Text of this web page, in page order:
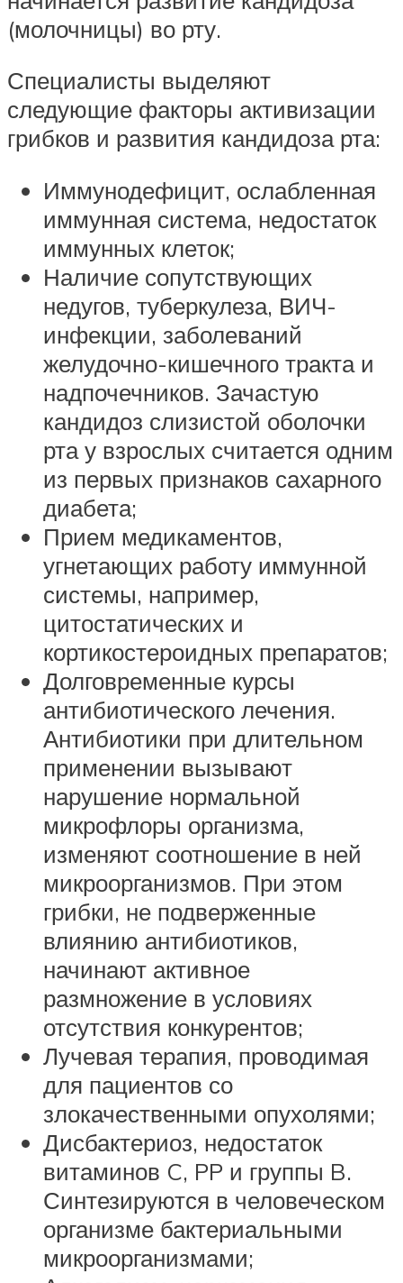
(молочницы) во рту.
Специалисты выделяют
следующие факторы активизации
грибков и развития кандидоза рта:
Иммунодефицит, ослабленная
иммунная система, недостаток
иммунных клеток;
Наличие сопутствующих
недугов, туберкулеза, ВИЧ-
инфекции, заболеваний
желудочно-кишечного тракта и
надпочечников. Зачастую
кандидоз слизистой оболочки
рта у взрослых считается одним
из первых признаков сахарного
диабета;
Прием медикаментов,
угнетающих работу иммунной
системы, например,
цитостатических и
кортикостероидных препаратов;
Долговременные курсы
антибиотического лечения.
Антибиотики при длительном
применении вызывают
нарушение нормальной
микрофлоры организма,
изменяют соотношение в ней
микроорганизмов. При этом
грибки, не подверженные
влиянию антибиотиков,
начинают активное
размножение в условиях
отсутствия конкурентов;
Лучевая терапия, проводимая
для пациентов со
злокачественными опухолями;
Дисбактериоз, недостаток
витаминов C, PP и группы B.
Синтезируются в человеческом
организме бактериальными
микроорганизмами;